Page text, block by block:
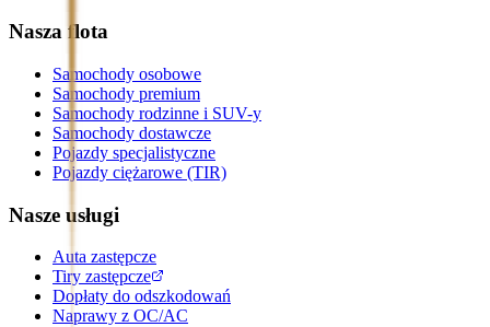
Nasza flota
Samochody osobowe
Samochody premium
Samochody rodzinne i SUV-y
Samochody dostawcze
Pojazdy specjalistyczne
Pojazdy ciężarowe (TIR)
Nasze usługi
Auta zastępcze
Tiry zastępcze
Dopłaty do odszkodowań
Naprawy z OC/AC